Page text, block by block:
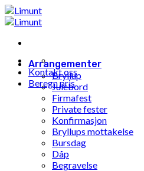
Gå
til
Arrangementer
Bryllup
Julebord
Firmafest
Private fester
Konfirmasjon
Bryllups mottakelse
Bursdag
Dåp
Begravelse
Kontakt oss
Beregn pris